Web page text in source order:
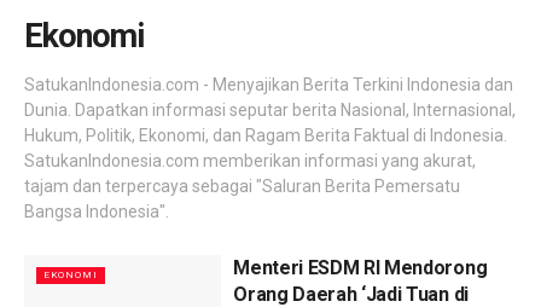
Ekonomi
SatukanIndonesia.com - Menyajikan Berita Terkini Indonesia dan
Dunia. Dapatkan informasi seputar berita Nasional, Internasional,
Hukum, Politik, Ekonomi, dan Ragam Berita Faktual di Indonesia.
SatukanIndonesia.com memberikan informasi yang akurat,
tajam dan terpercaya sebagai "Saluran Berita Pemersatu
Bangsa Indonesia".
EKONOMI
Menteri ESDM RI Mendorong
Orang Daerah ‘Jadi Tuan di